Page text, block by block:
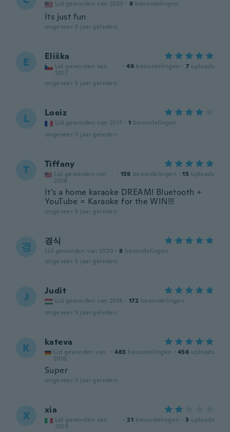
Lid geworden van 2020 · 8 beoordelingen
Its just fun
ongeveer 5 jaar geleden
E Eliška
Lid geworden van
2017
· 49 beoordelingen · 7 uploads
ongeveer 5 jaar geleden
L Loeiz
Lid geworden van 2017 · 1 beoordelingen
ongeveer 5 jaar geleden
T Tiffany
Lid geworden van
2018
· 159 beoordelingen · 15 uploads
It's a home karaoke DREAM! Bluetooth +
YouTube = Karaoke for the WIN!!!
ongeveer 5 jaar geleden
경 경식
Lid geworden van 2020 · 8 beoordelingen
ongeveer 5 jaar geleden
J Judit
Lid geworden van 2018 · 172 beoordelingen
ongeveer 5 jaar geleden
K kateva
Lid geworden van
2016
· 483 beoordelingen · 456 uploads
Super
ongeveer 5 jaar geleden
X xia
Lid geworden van
2019
· 21 beoordelingen · 3 uploads